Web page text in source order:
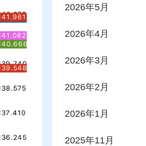
2026年5月
2026年4月
2026年3月
2026年2月
2026年1月
2025年11月